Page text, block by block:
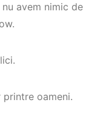
avem nimic de
oameni.